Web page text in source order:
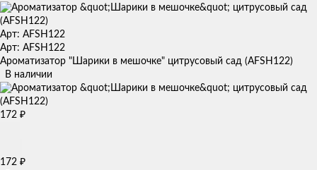
Арт: AFSH122
Арт: AFSH122
Ароматизатор "Шарики в мешочке" цитрусовый сад (AFSH122)
В наличии
172 ₽
172 ₽